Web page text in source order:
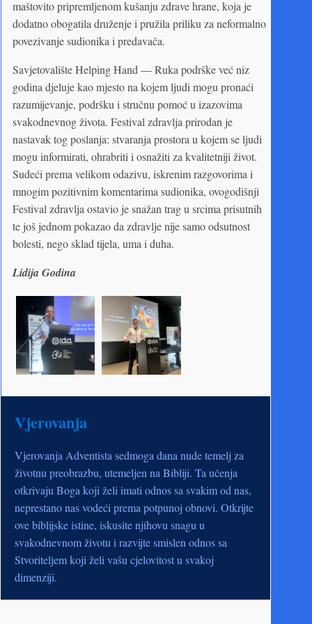
maštovito pripremljenom kušanju zdrave hrane, koja je
dodatno obogatila druženje i pružila priliku za neformalno
povezivanje sudionika i predavača.
Savjetovalište Helping Hand — Ruka podrške već niz
godina djeluje kao mjesto na kojem ljudi mogu pronaći
razumijevanje, podršku i stručnu pomoć u izazovima
svakodnevnog života. Festival zdravlja prirodan je
nastavak tog poslanja: stvaranja prostora u kojem se ljudi
mogu informirati, ohrabriti i osnažiti za kvalitetniji život.
Sudeći prema velikom odazivu, iskrenim razgovorima i
mnogim pozitivnim komentarima sudionika, ovogodišnji
Festival zdravlja ostavio je snažan trag u srcima prisutnih
te još jednom pokazao da zdravlje nije samo odsutnost
bolesti, nego sklad tijela, uma i duha.
Lidija Godina
Vjerovanja
Vjerovanja Adventista sedmoga dana nude temelj za
životnu preobrazbu, utemeljen na Bibliji. Ta učenja
otkrivaju Boga koji želi imati odnos sa svakim od nas,
neprestano nas vodeći prema potpunoj obnovi. Otkrijte
ove biblijske istine, iskusite njihovu snagu u
svakodnevnom životu i razvijte smislen odnos sa
Stvoriteljem koji želi vašu cjelovitost u svakoj
dimenziji.